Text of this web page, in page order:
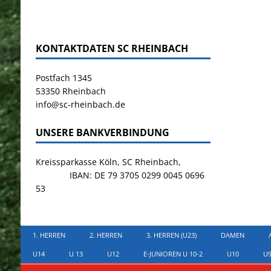
KONTAKTDATEN SC RHEINBACH
Postfach 1345
53350 Rheinbach
info@sc-rheinbach.de
UNSERE BANKVERBINDUNG
Kreissparkasse Köln, SC Rheinbach,
IBAN: DE 79 3705 0299 0045 0696
53
1. HERREN 2. HERREN 3. HERREN (U23) DAMEN
U14 U 13 U12 E-JUNIOREN U 10-2 U10 U9